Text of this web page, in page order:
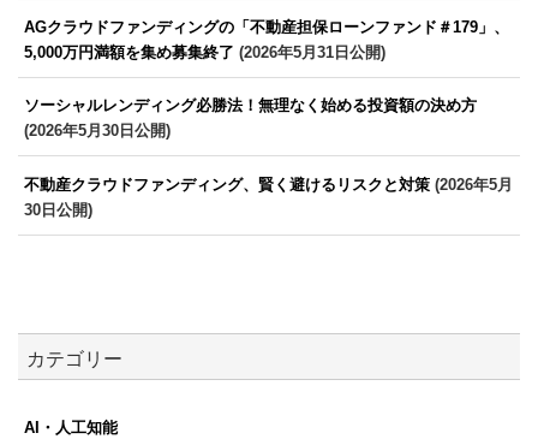
AGクラウドファンディングの「不動産担保ローンファンド＃179」、
5,000万円満額を集め募集終了 (2026年5月31日公開)
ソーシャルレンディング必勝法！無理なく始める投資額の決め方
(2026年5月30日公開)
不動産クラウドファンディング、賢く避けるリスクと対策 (2026年5月
30日公開)
カテゴリー
AI・人工知能